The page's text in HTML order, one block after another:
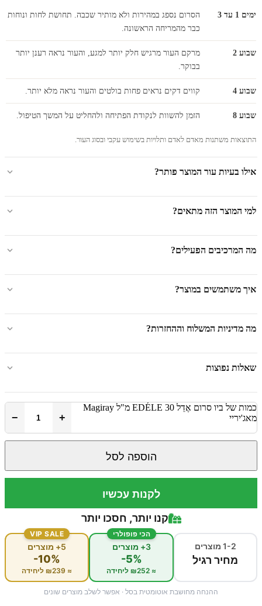
ימים 1 עד 3
הסרום נספג במהירות ולא מותיר שכבה. תחושת לחות ונוחות
כבר מהמריחה הראשונה.
שבוע 2
מרקם העור מרגיש חלק יותר למגע, והעור נראה רענן יותר
בבוקר.
שבוע 4 קווים דקים נראים פחות בולטים והעור נראה מלא יותר.
שבוע 8 הזמן להשוות לנקודת הפתיחה ולהחליט על המשך הטיפול.
התוצאות משתנות מאדם לאדם ותלויות בשימוש עקבי ובסוג העור.
אילו בעיות עור המוצר פותר?
למי המוצר הזה מתאים?
מה המרכיבים הפעילים?
איך משתמשים במוצר?
מה מדיניות המשלוח וההחזרות?
שאלות נפוצות
כמות של ביו סרום אֶדֵל EDÉLE 30 מ"ל Magiray
מאג'יריי
+
−
הוספה לסל
לקנות עכשיו
קנו יותר, חסכו יותר
1-2 מוצרים
מחיר רגיל
הכי פופולרי
3+ מוצרים
-5%
≈ ₪252 ליחידה
VIP SALE
5+ מוצרים
-10%
≈ ₪239 ליחידה
ההנחה מחושבת אוטומטית בסל · אפשר לשלב מוצרים שונים